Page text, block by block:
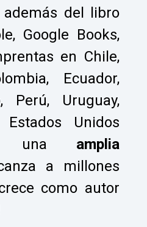
además del libro
Google Books,
en Chile,
Ecuador,
Perú, Uruguay,
Unidos
una amplia
a millones
como autor